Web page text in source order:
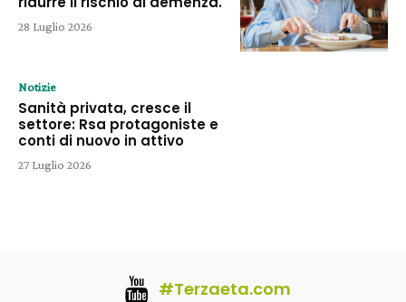
28 Luglio 2026
Notizie
Sanità privata, cresce il
settore: Rsa protagoniste e
conti di nuovo in attivo
27 Luglio 2026
#Terzaeta.com